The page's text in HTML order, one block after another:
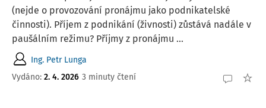
(nejde o provozování pronájmu jako podnikatelské
činnosti). Příjem z podnikání (živnosti) zůstává nadále v
paušálním režimu? Příjmy z pronájmu ...
Ing. Petr Lunga
Vydáno: 2. 4. 2026 3 minuty čtení